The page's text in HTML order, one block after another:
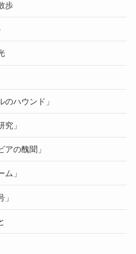
歩
ハウンド」
」
の醜聞」
」